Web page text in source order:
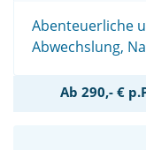
Abenteuerliche
Abwechslung,
Ab 290,- €